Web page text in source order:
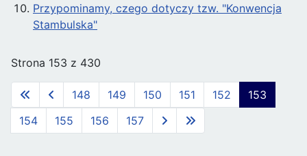
Przypominamy, czego dotyczy tzw. "Konwencja
Stambulska"
Strona 153 z 430
148 149 150 151 152
153
154
155 156 157